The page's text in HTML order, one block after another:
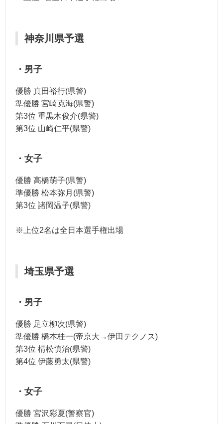
神奈川県予選
・男子
優勝 真田裕行(県警)
準優勝 宮崎克海(県警)
第3位 重黒木俊介(県警)
第3位 山崎仁平(県警)
・女子
優勝 高橋萌子(県警)
準優勝 松本弥月(県警)
第3位 諸岡温子(県警)
※上位2名は全日本選手権出場
埼玉県予選
・男子
優勝 足立柳次(県警)
準優勝 橋本桂一(帝京大→伊田テクノス)
第3位 棈松慎治(県警)
第4位 伊藤勇太(県警)
・女子
優勝 宮沢彩夏(警察官)